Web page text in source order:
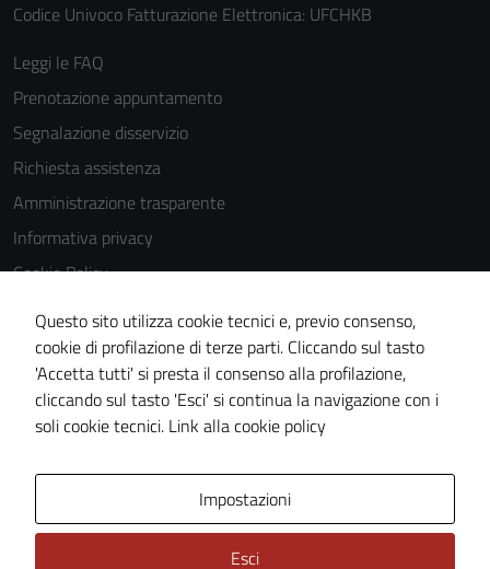
Codice Univoco Fatturazione Elettronica: UFCHKB
Leggi le FAQ
Prenotazione appuntamento
Segnalazione disservizio
Richiesta assistenza
Amministrazione trasparente
Informativa privacy
Cookie Policy
Note legali
Dichiarazione di accessibilità
Piano di miglioramento del sito
Statistiche sito web
Questo sito utilizza cookie tecnici e, previo consenso,
cookie di profilazione di terze parti. Cliccando sul tasto
'Accetta tutti' si presta il consenso alla profilazione,
cliccando sul tasto 'Esci' si continua la navigazione con i
soli cookie tecnici. Link alla cookie policy
Impostazioni
Esci